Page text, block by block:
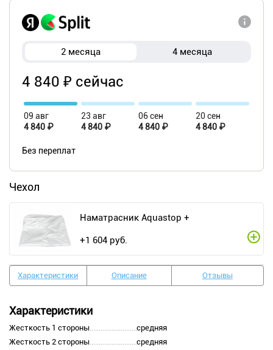
2 месяца 4 месяца
4 840 ₽ сейчас
09 авг
4 840 ₽
23 авг
4 840 ₽
06 сен
4 840 ₽
20 сен
4 840 ₽
Без переплат
Чехол
Наматрасник Aquastop +
+1 604 руб.
Характеристики Описание Отзывы
Характеристики
Жесткость 1 стороны
средняя
Жесткость 2 стороны
средняя